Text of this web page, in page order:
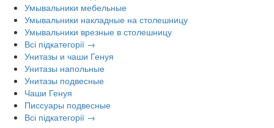
Умывальники мебельные
Умывальники накладные на столешницу
Умывальники врезные в столешницу
Всі підкатегорії →
Унитазы и чаши Генуя
Унитазы напольные
Унитазы подвесные
Чаши Генуя
Писсуары подвесные
Всі підкатегорії →